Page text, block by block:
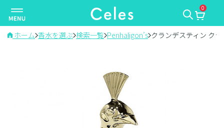
ナ
ビ
ゲ
0
ホーム 香水を選ぶ 検索一覧 Penhaligon’s クランデスティン クラ